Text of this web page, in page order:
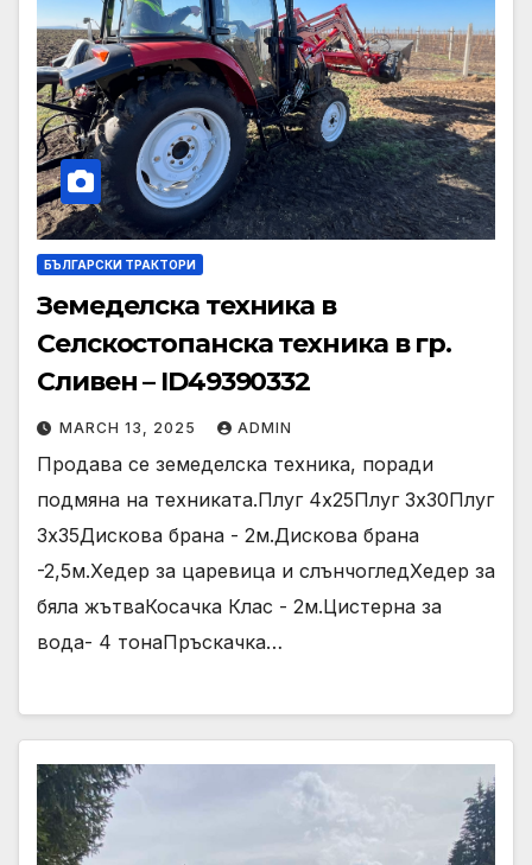
БЪЛГАРСКИ ТРАКТОРИ
Земеделска техника в
Селскостопанска техника в гр.
Сливен – ID49390332
MARCH 13, 2025 ADMIN
Продава се земеделска техника, поради
подмяна на техниката.Плуг 4х25Плуг 3х30Плуг
3х35Дискова брана - 2м.Дискова брана
-2,5м.Хедер за царевица и слънчогледХедер за
бяла жътваКосачка Клас - 2м.Цистерна за
вода- 4 тонаПръскачка…